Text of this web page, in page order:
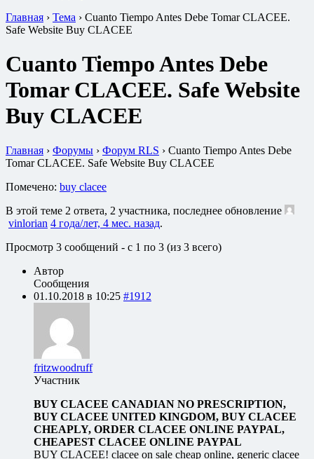
Главная › Тема › Cuanto Tiempo Antes Debe Tomar CLACEE.
Safe Website Buy CLACEE
Cuanto Tiempo Antes Debe
Tomar CLACEE. Safe Website
Buy CLACEE
Главная › Форумы › Форум RLS › Cuanto Tiempo Antes Debe
Tomar CLACEE. Safe Website Buy CLACEE
Помечено: buy clacee
В этой теме 2 ответа, 2 участника, последнее обновление
vinlorian 4 года/лет, 4 мес. назад.
Просмотр 3 сообщений - с 1 по 3 (из 3 всего)
Автор
Сообщения
01.10.2018 в 10:25 #1912
fritzwoodruff
Участник
BUY CLACEE CANADIAN NO PRESCRIPTION,
BUY CLACEE UNITED KINGDOM, BUY CLACEE
CHEAPLY, ORDER CLACEE ONLINE PAYPAL,
CHEAPEST CLACEE ONLINE PAYPAL
BUY CLACEE! clacee on sale cheap online, generic clacee